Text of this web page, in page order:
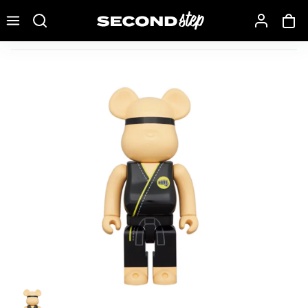
Bearbrick Kaws Dissected 1000%